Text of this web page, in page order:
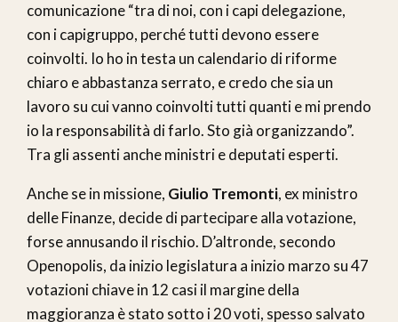
comunicazione “tra di noi, con i capi delegazione,
con i capigruppo, perché tutti devono essere
coinvolti. Io ho in testa un calendario di riforme
chiaro e abbastanza serrato, e credo che sia un
lavoro su cui vanno coinvolti tutti quanti e mi prendo
io la responsabilità di farlo. Sto già organizzando”.
Tra gli assenti anche ministri e deputati esperti.
Anche se in missione, Giulio Tremonti, ex ministro
delle Finanze, decide di partecipare alla votazione,
forse annusando il rischio. D’altronde, secondo
Openopolis, da inizio legislatura a inizio marzo su 47
votazioni chiave in 12 casi il margine della
maggioranza è stato sotto i 20 voti, spesso salvato